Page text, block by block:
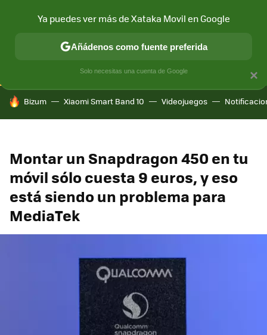
CONECTIVIDAD MÓVIL Y SOCIEDAD APLICACIONES
HOY SE HABLA DE
Bizum Xiaomi Smart Band 10 Videojuegos
Montar un Snapdragon 450 en tu
móvil sólo cuesta 9 euros, y eso
está siendo un problema para
MediaTek
×
Ya puedes ver más de Xataka Movil en Google
Añádenos como fuente preferida
Solo necesitas una cuenta de Google